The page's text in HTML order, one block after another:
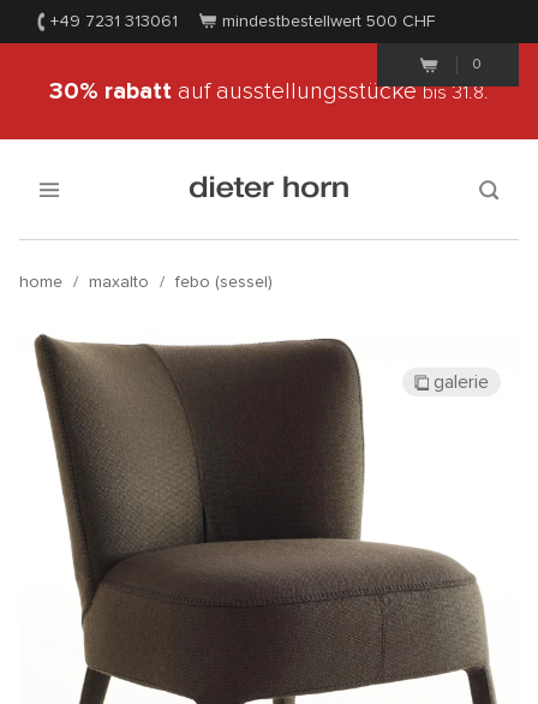
+49 7231 313061 mindestbestellwert 500 CHF
0
30% rabatt auf ausstellungsstückebis 31.8.
home / maxalto / febo (sessel)
galerie